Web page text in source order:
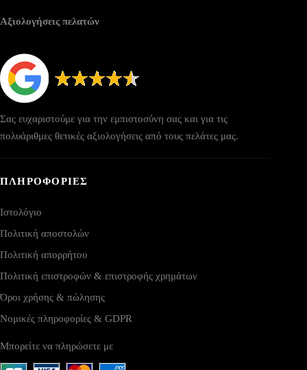
Αξιολογήσεις πελατών
Σας ευχαριστούμε για την εμπιστοσύνη σας και για τις
πολυάριθμες θετικές αξιολογήσεις από τους πελάτες μας.
ΠΛΗΡΟΦΟΡΙΕΣ
Ιστολόγιο
Πολιτική αποστολών
Πολιτική απορρήτου
Πολιτική επιστροφών & επιστροφής χρημάτων
Όροι χρήσης & πώλησης
Νομικές πληροφορίες & GDPR
Μπορείτε να πληρώσετε με